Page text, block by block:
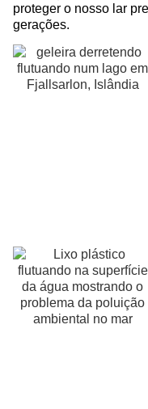
proteger o nosso lar
gerações.